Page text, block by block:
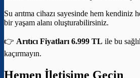
Su arıtma cihazı sayesinde hem kendiniz
bir yaşam alanı oluşturabilirsiniz.
👉 Arıtıcı Fiyatları 6.999 TL ile bu
kaçırmayın.
Hemen İletişime Geçin